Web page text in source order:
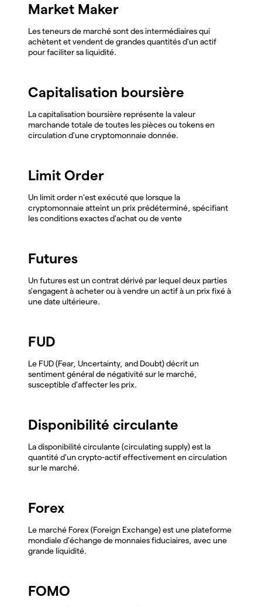
Market Maker
Les teneurs de marché sont des intermédiaires qui
achètent et vendent de grandes quantités d'un actif
pour faciliter sa liquidité.
Capitalisation boursière
La capitalisation boursière représente la valeur
marchande totale de toutes les pièces ou tokens en
circulation d'une cryptomonnaie donnée.
Limit Order
Un limit order n'est exécuté que lorsque la
cryptomonnaie atteint un prix prédéterminé, spécifiant
les conditions exactes d'achat ou de vente
Futures
Un futures est un contrat dérivé par lequel deux parties
s'engagent à acheter ou à vendre un actif à un prix fixé à
une date ultérieure.
FUD
Le FUD (Fear, Uncertainty, and Doubt) décrit un
sentiment général de négativité sur le marché,
susceptible d'affecter les prix.
Disponibilité circulante
La disponibilité circulante (circulating supply) est la
quantité d'un crypto-actif effectivement en circulation
sur le marché.
Forex
Le marché Forex (Foreign Exchange) est une plateforme
mondiale d'échange de monnaies fiduciaires, avec une
grande liquidité.
FOMO